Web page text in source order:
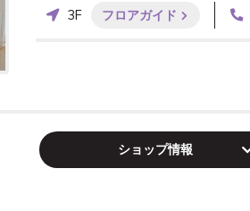
3F フロアガイド
ショップ情報